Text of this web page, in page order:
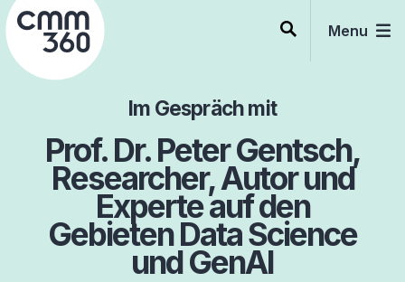
Skip
to
content
Menu
Im Gespräch mit
Prof. Dr. Peter Gentsch,
Researcher, Autor und
Experte auf den
Gebieten Data Science
und GenAI